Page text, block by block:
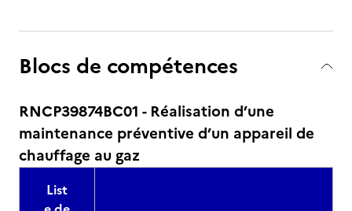
Blocs de compétences
RNCP39874BC01 - Réalisation d’une
maintenance préventive d’un appareil de
chauffage au gaz
List